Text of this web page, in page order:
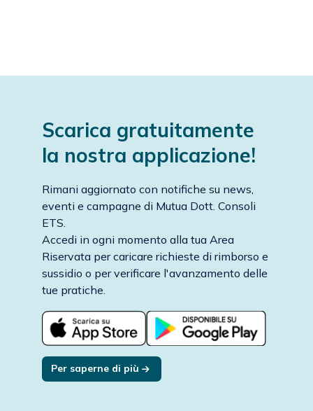
Scarica gratuitamente
la nostra applicazione!
Rimani aggiornato con notifiche su news,
eventi e campagne di Mutua Dott. Consoli
ETS.
Accedi in ogni momento alla tua Area
Riservata per caricare richieste di rimborso e
sussidio o per verificare l'avanzamento delle
tue pratiche.
Per saperne di più